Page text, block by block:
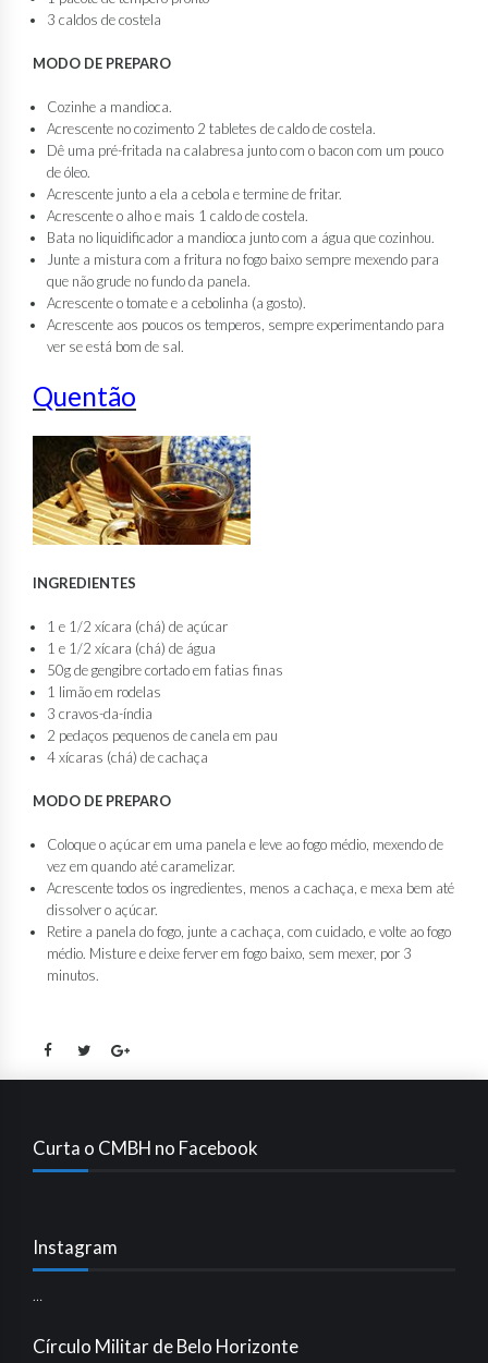
3 caldos de costela
MODO DE PREPARO
Cozinhe a mandioca.
Acrescente no cozimento 2 tabletes de caldo de costela.
Dê uma pré-fritada na calabresa junto com o bacon com um pouco
de óleo.
Acrescente junto a ela a cebola e termine de fritar.
Acrescente o alho e mais 1 caldo de costela.
Bata no liquidificador a mandioca junto com a água que cozinhou.
Junte a mistura com a fritura no fogo baixo sempre mexendo para
que não grude no fundo da panela.
Acrescente o tomate e a cebolinha (a gosto).
Acrescente aos poucos os temperos, sempre experimentando para
ver se está bom de sal.
Quentão
INGREDIENTES
1 e 1/2 xícara (chá) de açúcar
1 e 1/2 xícara (chá) de água
50g de gengibre cortado em fatias finas
1 limão em rodelas
3 cravos-da-índia
2 pedaços pequenos de canela em pau
4 xícaras (chá) de cachaça
MODO DE PREPARO
Coloque o açúcar em uma panela e leve ao fogo médio, mexendo de
vez em quando até caramelizar.
Acrescente todos os ingredientes, menos a cachaça, e mexa bem até
dissolver o açúcar.
Retire a panela do fogo, junte a cachaça, com cuidado, e volte ao fogo
médio. Misture e deixe ferver em fogo baixo, sem mexer, por 3
minutos.
Curta o CMBH no Facebook
Instagram
…
Círculo Militar de Belo Horizonte